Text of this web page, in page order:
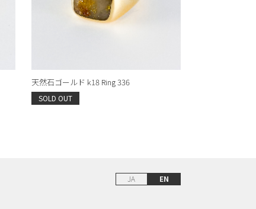
天然石ゴールド k18 Ring 336
SOLD OUT
JA EN